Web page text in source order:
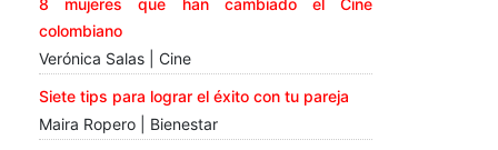
colombiano
Verónica Salas | Cine
Siete tips para lograr el éxito con tu pareja
Maira Ropero | Bienestar